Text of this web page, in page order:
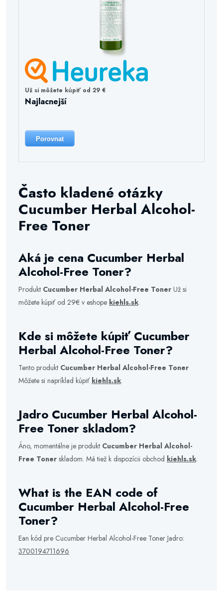
Už si môžete kúpiť od 29 €
Najlacnejší
Porovnat
Často kladené otázky
Cucumber Herbal Alcohol-
Free Toner
Aká je cena Cucumber Herbal
Alcohol-Free Toner?
Produkt Cucumber Herbal Alcohol-Free Toner Už si
môžete kúpiť od 29€ v eshope kiehls.sk.
Kde si môžete kúpiť Cucumber
Herbal Alcohol-Free Toner?
Tento produkt Cucumber Herbal Alcohol-Free Toner
Môžete si napríklad kúpiť kiehls.sk.
Jadro Cucumber Herbal Alcohol-
Free Toner skladom?
Áno, momentálne je produkt Cucumber Herbal Alcohol-
Free Toner skladom. Má tiež k dispozícii obchod kiehls.sk.
What is the EAN code of
Cucumber Herbal Alcohol-Free
Toner?
Ean kód pre Cucumber Herbal Alcohol-Free Toner Jadro:
3700194711696